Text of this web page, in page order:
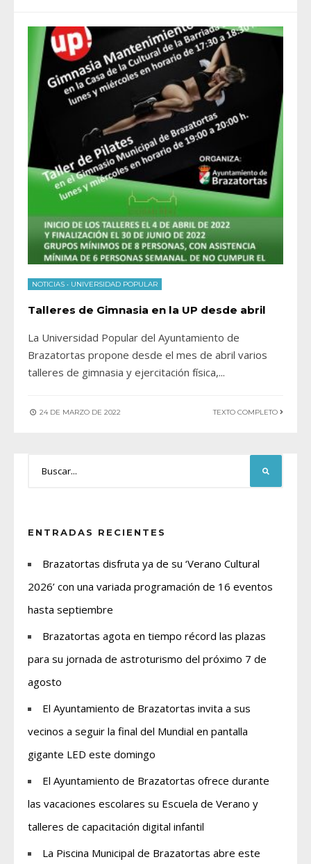
NOTICIAS • UNIVERSIDAD POPULAR
Talleres de Gimnasia en la UP desde abril
La Universidad Popular del Ayuntamiento de
Brazatortas propone desde el mes de abril varios
talleres de gimnasia y ejercitación física,...
24 DE MARZO DE 2022 TEXTO COMPLETO
ENTRADAS RECIENTES
Brazatortas disfruta ya de su ‘Verano Cultural
2026’ con una variada programación de 16 eventos
hasta septiembre
Brazatortas agota en tiempo récord las plazas
para su jornada de astroturismo del próximo 7 de
agosto
El Ayuntamiento de Brazatortas invita a sus
vecinos a seguir la final del Mundial en pantalla
gigante LED este domingo
El Ayuntamiento de Brazatortas ofrece durante
las vacaciones escolares su Escuela de Verano y
talleres de capacitación digital infantil
La Piscina Municipal de Brazatortas abre este